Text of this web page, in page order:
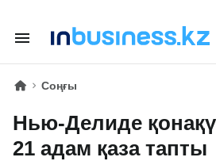
Соңғы
Нью-Делиде
21 адам қаза тапты